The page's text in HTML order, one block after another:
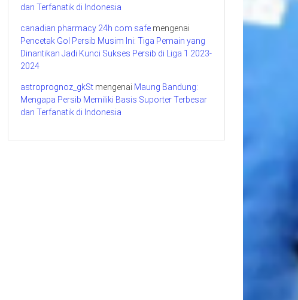
dan Terfanatik di Indonesia
canadian pharmacy 24h com safe mengenai
Pencetak Gol Persib Musim Ini: Tiga Pemain yang
Dinantikan Jadi Kunci Sukses Persib di Liga 1 2023-
2024
astroprognoz_gkSt mengenai Maung Bandung:
Mengapa Persib Memiliki Basis Suporter Terbesar
dan Terfanatik di Indonesia